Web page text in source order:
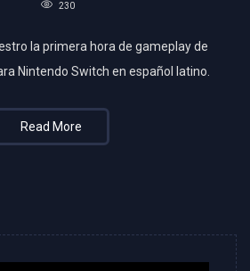
230
la primera hora de gameplay de
Nintendo Switch en español latino.
Read More